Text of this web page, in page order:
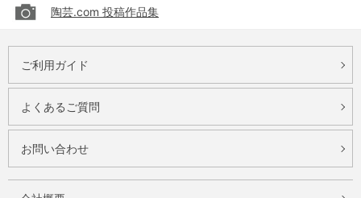
陶芸.com 投稿作品集
ご利用ガイド
よくあるご質問
お問い合わせ